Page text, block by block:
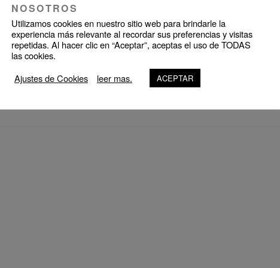
NO EVENTS
NOSOTROS
Utilizamos cookies en nuestro sitio web para brindarle la
experiencia más relevante al recordar sus preferencias y visitas
repetidas. Al hacer clic en “Aceptar”, aceptas el uso de TODAS
las cookies.
Ajustes de Cookies
leer mas. ACEPTAR